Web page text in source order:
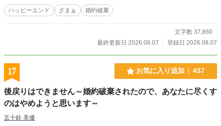
ハッピーエンド ざまぁ 婚約破棄
文字数 37,860
最終更新日 2026.08.07
登録日 2026.08.07
17 お気に入り追加 437
後戻りはできません～婚約破棄されたので、あなたに尽くす
のはやめようと思います～
五十鈴 美優